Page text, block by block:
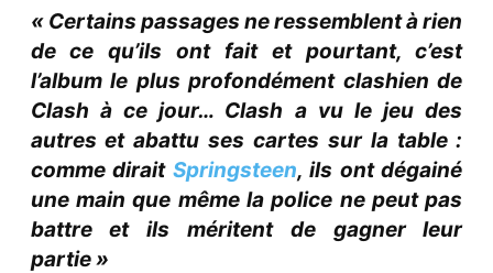
« Certains passages ne ressemblent à rien
de ce qu’ils ont fait et pourtant, c’est
l’album le plus profondément clashien de
Clash à ce jour… Clash a vu le jeu des
autres et abattu ses cartes sur la table :
comme dirait Springsteen, ils ont dégainé
une main que même la police ne peut pas
battre et ils méritent de gagner leur
partie »